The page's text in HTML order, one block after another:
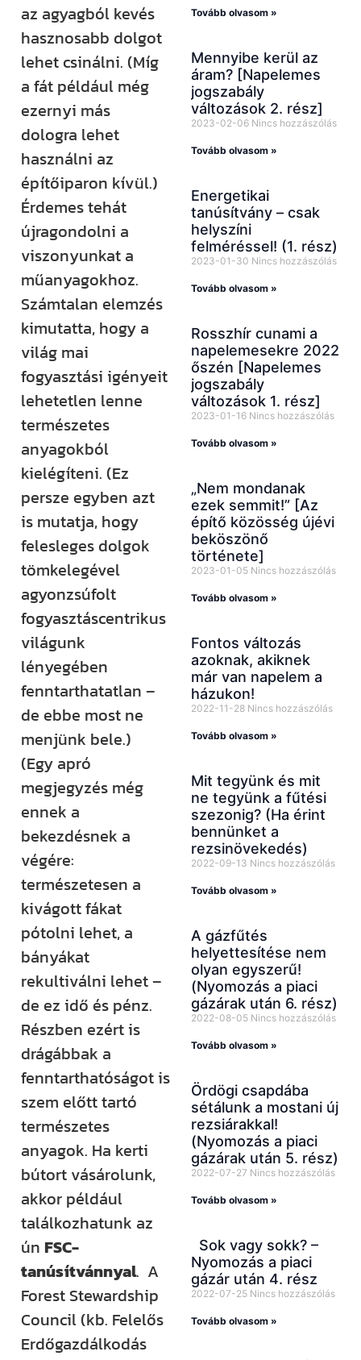
az agyagból kevés
hasznosabb dolgot
lehet csinálni. (Míg
a fát például még
ezernyi más
dologra lehet
használni az
építőiparon kívül.)
Érdemes tehát
újragondolni a
viszonyunkat a
műanyagokhoz.
Számtalan elemzés
kimutatta, hogy a
világ mai
fogyasztási igényeit
lehetetlen lenne
természetes
anyagokból
kielégíteni. (Ez
persze egyben azt
is mutatja, hogy
felesleges dolgok
tömkelegével
agyonzsúfolt
fogyasztáscentrikus
világunk
lényegében
fenntarthatatlan –
de ebbe most ne
menjünk bele.)
(Egy apró
megjegyzés még
ennek a
bekezdésnek a
végére:
természetesen a
kivágott fákat
pótolni lehet, a
bányákat
rekultiválni lehet –
de ez idő és pénz.
Részben ezért is
drágábbak a
fenntarthatóságot is
szem előtt tartó
természetes
anyagok. Ha kerti
bútort vásárolunk,
akkor például
találkozhatunk az
ún FSC-
tanúsítvánnyal. A
Forest Stewardship
Council (kb. Felelős
Erdőgazdálkodás
Tovább olvasom »
Mennyibe kerül az
áram? [Napelemes
jogszabály
változások 2. rész]
2023-02-06 Nincs hozzászólás
Tovább olvasom »
Energetikai
tanúsítvány – csak
helyszíni
felméréssel! (1. rész)
2023-01-30 Nincs hozzászólás
Tovább olvasom »
Rosszhír cunami a
napelemesekre 2022
őszén [Napelemes
jogszabály
változások 1. rész]
2023-01-16 Nincs hozzászólás
Tovább olvasom »
„Nem mondanak
ezek semmit!” [Az
építő közösség újévi
beköszönő
története]
2023-01-05 Nincs hozzászólás
Tovább olvasom »
Fontos változás
azoknak, akiknek
már van napelem a
házukon!
2022-11-28 Nincs hozzászólás
Tovább olvasom »
Mit tegyünk és mit
ne tegyünk a fűtési
szezonig? (Ha érint
bennünket a
rezsinövekedés)
2022-09-13 Nincs hozzászólás
Tovább olvasom »
A gázfűtés
helyettesítése nem
olyan egyszerű!
(Nyomozás a piaci
gázárak után 6. rész)
2022-08-05 Nincs hozzászólás
Tovább olvasom »
Ördögi csapdába
sétálunk a mostani új
rezsiárakkal!
(Nyomozás a piaci
gázárak után 5. rész)
2022-07-27 Nincs hozzászólás
Tovább olvasom »
Sok vagy sokk? –
Nyomozás a piaci
gázár után 4. rész
2022-07-25 Nincs hozzászólás
Tovább olvasom »